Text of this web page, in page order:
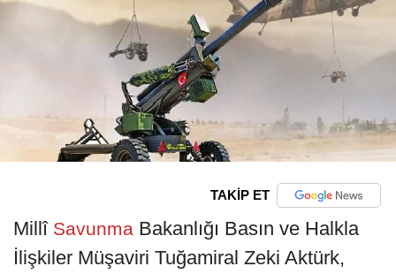
TAKİP ET
MillîSavunma Bakanlığı Basın ve Halkla
İlişkiler Müşaviri Tuğamiral Zeki Aktürk,